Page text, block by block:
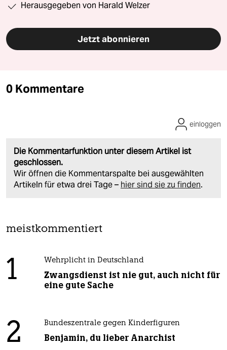
Herausgegeben von Harald Welzer
Jetzt abonnieren
0 Kommentare
Die Kommentarfunktion unter diesem Artikel ist
geschlossen.
Wir öffnen die Kommentarspalte bei ausgewählten
Artikeln für etwa drei Tage – hier sind sie zu finden.
einloggen
meistkommentiert
1 Wehrplicht in Deutschland
Zwangsdienst ist nie gut, auch nicht für
eine gute Sache
2 Bundeszentrale gegen Kinderfiguren
Benjamin, du lieber Anarchist